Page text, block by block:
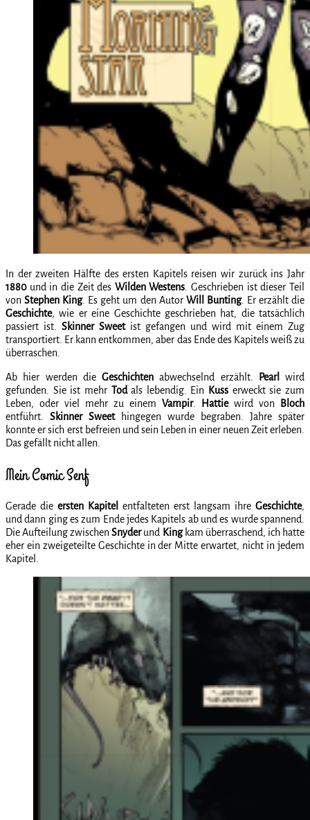
In der zweiten Hälfte des ersten Kapitels reisen wir zurück ins Jahr
1880und in die Zeit des Wilden Westens . Geschrieben ist dieser Teil
vonStephen King. Es geht um den Autor Will Bunting. Er erzählt die
Geschichte, wie er eine Geschichte geschrieben hat, die tatsächlich
passiert ist. Skinner Sweetist gefangen und wird mit einem Zug
transportiert. Er kann entkommen, aber das Ende des Kapitels weiß zu
überraschen.
Ab hier werden die Geschichten abwechselnd erzählt. Pearl
wird
gefunden. Sie ist mehr Todals lebendig. Ein Kuss erweckt sie zum
Leben, oder viel mehr zu einem Vampir. Hattiewird von
Bloch
entführt. Skinner Sweethingegen wurde begraben. Jahre später
konnte er sich erst befreien und sein Leben in einer neuen Zeit erleben.
Das gefällt nicht allen.
Mein Comic Senf
Gerade die ersten Kapitel entfalteten erst langsam ihre Geschichte,
und dann ging es zum Ende jedes Kapitels ab und es wurde spannend.
Die Aufteilung zwischenSnyderund Kingkam überraschend, ich hatte
eher ein zweigeteilte Geschichte in der Mitte erwartet, nicht in jedem
Kapitel.